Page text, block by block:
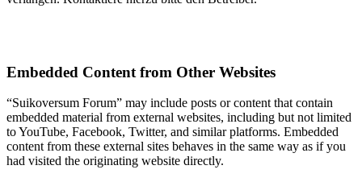
Embedded Content from Other Websites
“Suikoversum Forum” may include posts or content that contain
embedded material from external websites, including but not limited
to YouTube, Facebook, Twitter, and similar platforms. Embedded
content from these external sites behaves in the same way as if you
had visited the originating website directly.